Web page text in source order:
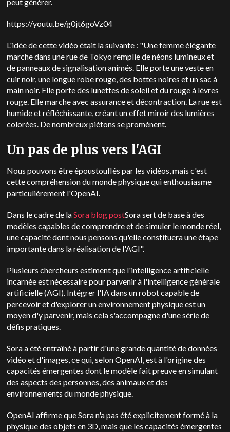
https://youtu.be/g0jt6goVz04
L'idée de cette vidéo était la suivante : "Une femme élégante
marche dans une rue de Tokyo remplie de néons lumineux et
de panneaux de signalisation animés. Elle porte une veste en
cuir noir, une longue robe rouge, des bottes noires et un sac à
main noir. Elle porte des lunettes de soleil et du rouge à lèvres
rouge. Elle marche avec assurance et décontraction. La rue est
humide et réfléchissante, créant un effet miroir des lumières
colorées. De nombreux piétons se promènent.
Un pas de plus vers l'AGI
Nous pouvons être époustouflés par les vidéos, mais c'est
cette compréhension du monde physique qui enthousiasme
particulièrement l'OpenAI.
Dans le cadre de laSora blog postSora sert de base à des
modèles capables de comprendre et de simuler le monde réel,
une capacité dont nous pensons qu'elle constituera une étape
importante dans la réalisation de l'AGI".
Plusieurs chercheurs estiment que l'intelligence artificielle
incarnée est nécessaire pour parvenir à l'intelligence générale
artificielle (AGI). Intégrer l'IA dans un robot capable de
percevoir et d'explorer un environnement physique est un
moyen d'y parvenir, mais cela s'accompagne d'une série de
défis pratiques.
Sora a été entraîné à partir d'une grande quantité de données
vidéo et d'images, ce qui, selon OpenAI, est à l'origine des
capacités émergentes dont le modèle fait preuve en simulant
des aspects des personnes, des animaux et des
environnements du monde physique.
OpenAI affirme que Sora n'a pas été explicitement formé à la
physique des objets en 3D, mais que les capacités émergentes